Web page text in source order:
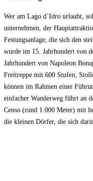
Wer am Lago d´Idro urlaubt,
unternehmen, der
Festungsanlage, die sich den
wurde im 15. Jahrhundert von
Jahrhundert von Napoleon
Freitreppe mit 600 Stufen,
können im Rahmen einer
einfacher Wanderweg führt an
Censo (rund 1.000 Meter) mit
die kleinen Dörfer, die sich